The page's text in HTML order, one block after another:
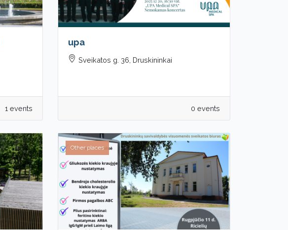
1 events
upa
Sveikatos g. 36, Druskininkai
0 events
Other places